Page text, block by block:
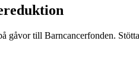
gåvor till Barncancerfonden.